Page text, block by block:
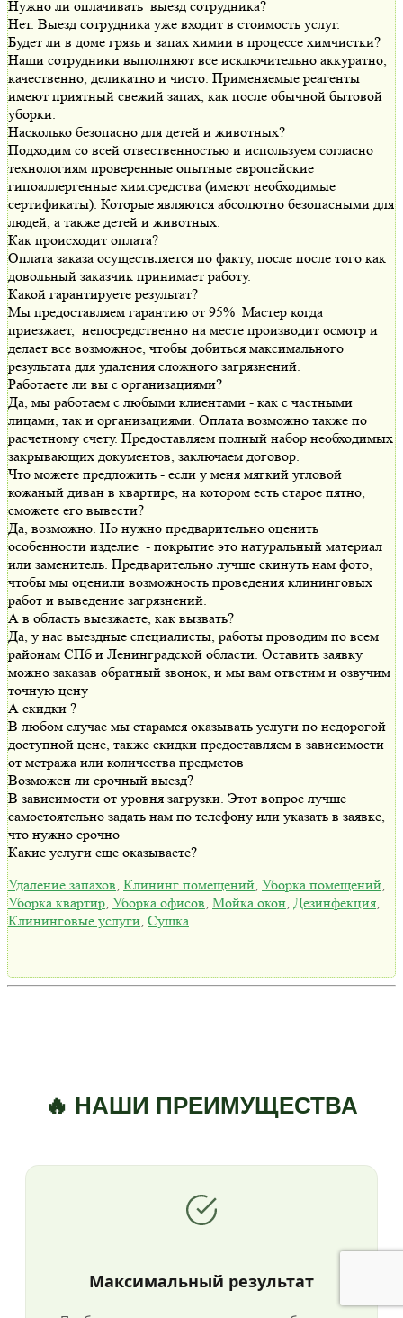
Нужно ли оплачивать выезд сотрудника?
Нет. Выезд сотрудника уже входит в стоимость услуг.
Будет ли в доме грязь и запах химии в процессе химчистки?
Наши сотрудники выполняют все исключительно аккуратно,
качественно, деликатно и чисто. Применяемые реагенты
имеют приятный свежий запах, как после обычной бытовой
уборки.
Насколько безопасно для детей и животных?
Подходим со всей отвественностью и используем согласно
технологиям проверенные опытные европейские
гипоаллергенные хим.средства (имеют необходимые
сертификаты). Которые являются абсолютно безопасными для
людей, а также детей и животных.
Как происходит оплата?
Оплата заказа осуществляется по факту, после после того как
довольный заказчик принимает работу.
Какой гарантируете результат?
Мы предоставляем гарантию от 95% Мастер когда
приезжает, непосредственно на месте производит осмотр и
делает все возможное, чтобы добиться максимального
результата для удаления сложного загрязнений.
Работаете ли вы с организациями?
Да, мы работаем с любыми клиентами - как с частными
лицами, так и организациями. Оплата возможно также по
расчетному счету. Предоставляем полный набор необходимых
закрывающих документов, заключаем договор.
Что можете предложить - если у меня мягкий угловой
кожаный диван в квартире, на котором есть старое пятно,
сможете его вывести?
Да, возможно. Но нужно предварительно оценить
особенности изделие - покрытие это натуральный материал
или заменитель. Предварительно лучше скинуть нам фото,
чтобы мы оценили возможность проведения клининговых
работ и выведение загрязнений.
А в область выезжаете, как вызвать?
Да, у нас выездные специалисты, работы проводим по всем
районам СПб и Ленинградской области. Оставить заявку
можно заказав обратный звонок, и мы вам ответим и озвучим
точную цену
А скидки ?
В любом случае мы старамся оказывать услуги по недорогой
доступной цене, также скидки предоставляем в зависимости
от метража или количества предметов
Возможен ли срочный выезд?
В зависимости от уровня загрузки. Этот вопрос лучше
самостоятельно задать нам по телефону или указать в заявке,
что нужно срочно
Какие услуги еще оказываете?
Удаление запахов Клининг помещений Уборка помещений
Уборка квартир Уборка офисов Мойка окон Дезинфекция
Клининговые услуги Сушка
🔥 НАШИ ПРЕИМУЩЕСТВА
Максимальный результат